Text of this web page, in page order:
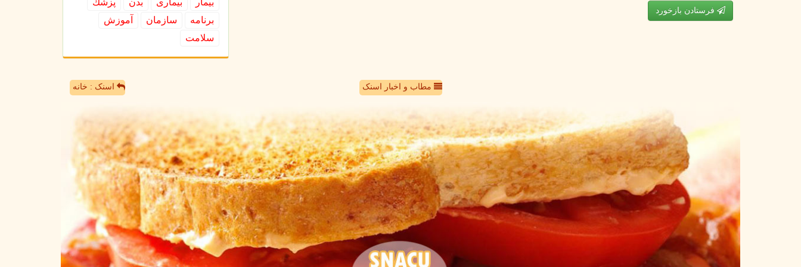
فرستادن بازخورد
بیمار بیماری بدن
پزشك
برنامه
سازمان
آموزش
سلامت
مطاب و اخبار اسنک اسنک : خانه